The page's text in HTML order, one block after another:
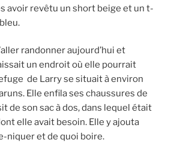
avoir revêtu un short beige et un t-
randonner aujourd’hui et
un endroit où elle pourrait
de Larry se situait à environ
Elle enfila ses chaussures de
de son sac à dos, dans lequel était
elle avait besoin. Elle y ajouta
niquer et de quoi boire.